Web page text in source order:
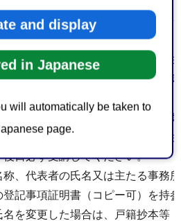
and display
in Japanese
will automatically be taken to
page.
本
責任者を変更した場合は、食品衛
類（調理師、製菓衛生師、栄養士
する書類を紛失された場合は、再
た方が食品衛生責任者の資格を有
後日必ず受講してください。
称、代表者の氏名又は主たる事務
登記事項証明書（コピー可）を持
名を変更した場合は、戸籍抄本等